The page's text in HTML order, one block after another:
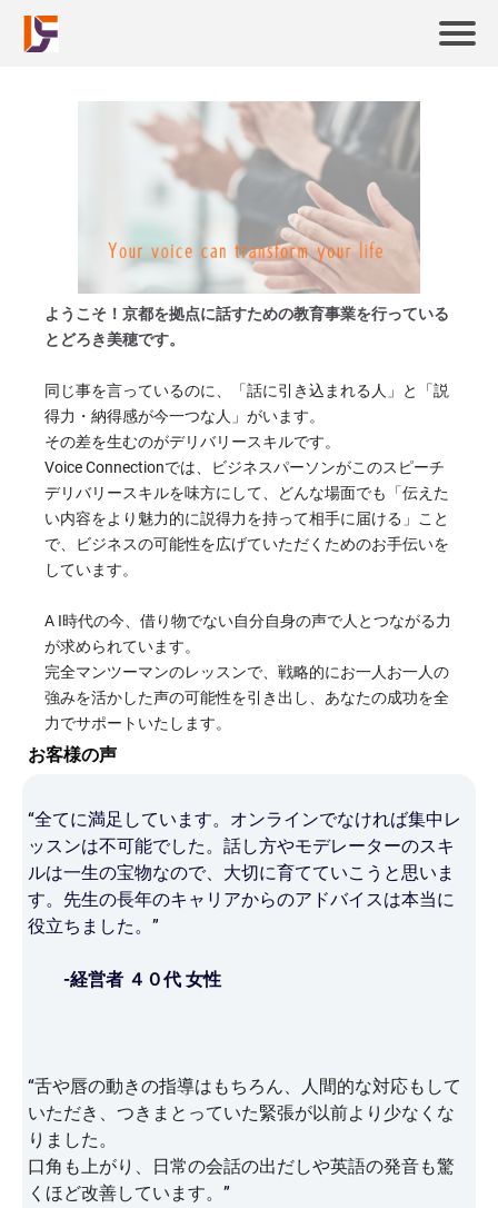
ようこそ！京都を拠点に話すための教育事業を行っている
とどろき美穂です。
同じ事を言っているのに、「話に引き込まれる人」と「説
得力・納得感が今一つな人」がいます。
その差を生むのがデリバリースキルです。
Voice Connectionでは、ビジネスパーソンがこのスピーチ
デリバリースキルを味方にして、どんな場面でも「伝えた
い内容をより魅力的に説得力を持って相手に届ける」こと
で、ビジネスの可能性を広げていただくためのお手伝いを
しています。
A I時代の今、借り物でない自分自身の声で人とつながる力
が求められています。
完全マンツーマンのレッスンで、戦略的にお一人お一人の
強みを活かした声の可能性を引き出し、あなたの成功を全
力でサポートいたします。
お客様の声
“全てに満足しています。オンラインでなければ集中レ
ッスンは不可能でした。話し方やモデレーターのスキ
ルは一生の宝物なので、大切に育てていこうと思いま
す。先生の長年のキャリアからのアドバイスは本当に
役立ちました。”
-経営者 ４０代 女性
“舌や唇の動きの指導はもちろん、人間的な対応もして
いただき、つきまとっていた緊張が以前より少なくな
りました。
口角も上がり、日常の会話の出だしや英語の発音も驚
くほど改善しています。 ”